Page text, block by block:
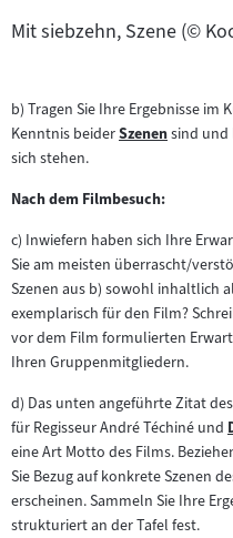
Mit siebzehn, Szene (©
b) Tragen Sie Ihre Ergebnisse im
Kenntnis beiderZum
Szenensind und
sich stehen.
Nach dem Filmbesuch:
c) Inwiefern haben sich Ihre
Sie am meisten überrascht/
Szenen aus b) sowohl inhaltlich
exemplarisch für den Film?
vor dem Film formulierten
Ihren Gruppenmitgliedern.
d) Das unten angeführte Zitat
für Regisseur André Téchiné und
eine Art Motto des Films.
Sie Bezug auf konkrete Szenen
erscheinen. Sammeln Sie Ihre
strukturiert an der Tafel fest.